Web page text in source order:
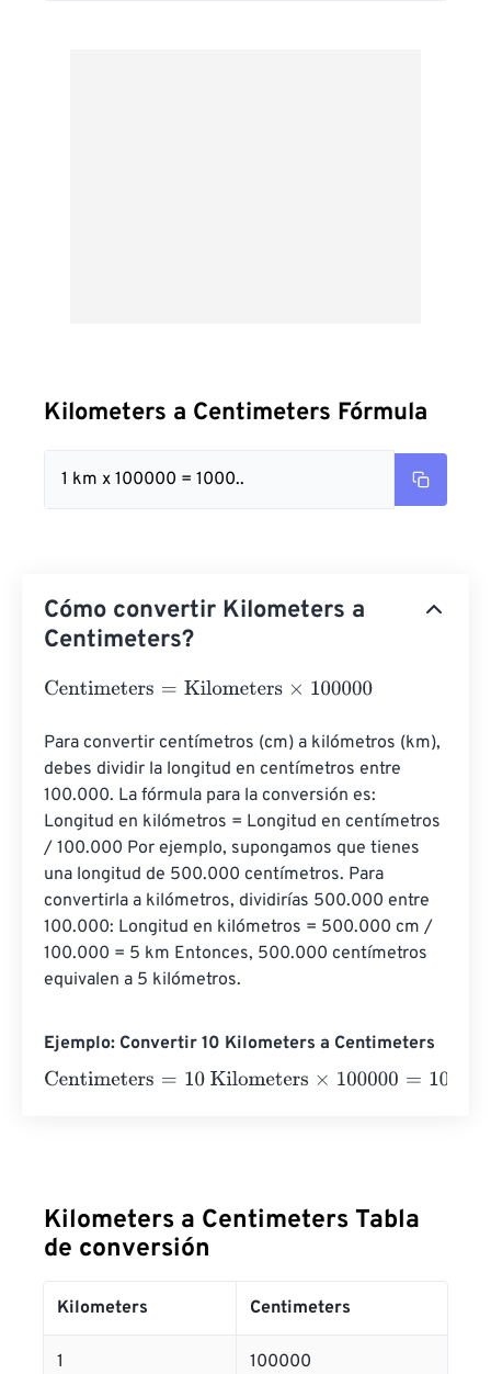
Kilometers a Centimeters Fórmula
1 km x 100000 = 1000..
Cómo convertir Kilometers a
Centimeters?
Centimeters= Kilometers×100000
Para convertir centímetros (cm) a kilómetros (km),
debes dividir la longitud en centímetros entre
100.000. La fórmula para la conversión es:
Longitud en kilómetros = Longitud en centímetros
/ 100.000 Por ejemplo, supongamos que tienes
una longitud de 500.000 centímetros. Para
convertirla a kilómetros, dividirías 500.000 entre
100.000: Longitud en kilómetros = 500.000 cm /
100.000 = 5 km Entonces, 500.000 centímetros
equivalen a 5 kilómetros.
Ejemplo: Convertir 10 Kilometers a Centimeters
Centimeters= 10 Kilometers×100000 =1000000
Kilometers a Centimeters Tabla
de conversión
Kilometers Centimeters
1 100000